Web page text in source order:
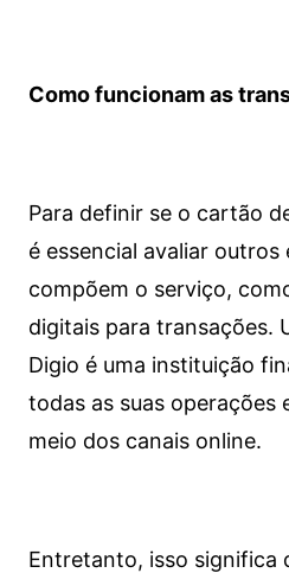
Como funcionam as
Para definir se o cartão
é essencial avaliar outros
compõem o serviço,
digitais para transações.
Digio é uma instituição
todas as suas operações
meio dos canais online.
Entretanto, isso significa